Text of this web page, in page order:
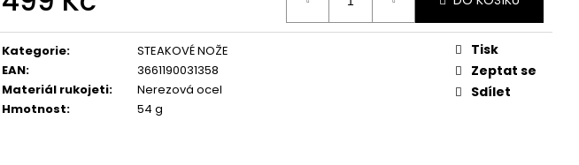
cena:
Kategorie:
STEAKOVÉ NOŽE
EAN:
3661190031358
Materiál rukojeti:
Nerezová ocel
Hmotnost: 54 g
Tisk
Zeptat se
Sdílet